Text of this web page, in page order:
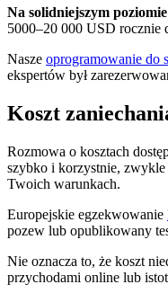
Na solidniejszym
5000–20 000 USD rocznie
Nasze oprogramowanie do
ekspertów był
Koszt
Rozmowa o kosztach
szybko i korzystnie,
Twoich warunkach.
Europejskie egzekwowanie
pozew lub opublikowany
Nie oznacza to, że koszt
przychodami online lub